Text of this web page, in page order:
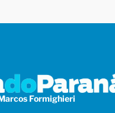
Formighieri